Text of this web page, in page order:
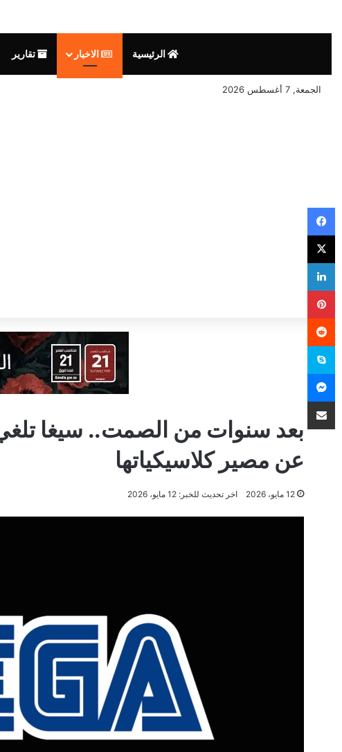
الرئيسية الاخبار تقارير
الجمعة, 7 أغسطس 2026
بعد سنوات من الصمت.. سيغا
عن مصير كلاسيكياتها
12 مايو، 2026 اخر تحديث للخبر: 12 مايو، 2026
فيسبوك
‫X
لينكدإن
بينتيريست
سكايب
ماسنجر
مشاركة عبر البريد